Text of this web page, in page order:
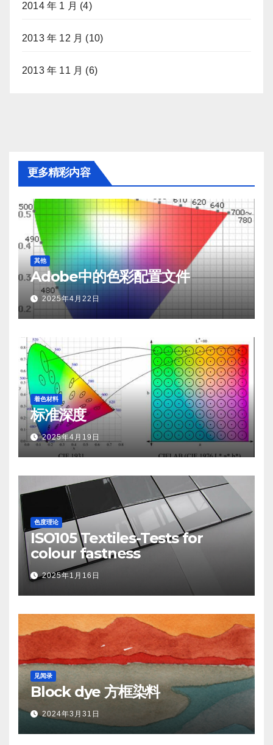
2014 年 1 月 (4)
2013 年 12 月 (10)
2013 年 11 月 (6)
更多精彩内容
其他
Adobe中的色彩配置文件
2025年4月22日
着色材料
标准深度
2025年4月19日
色度理论
ISO105 Textiles-Tests for
colour fastness
2025年1月16日
见闻录
Block dye 方框染料
2024年3月31日